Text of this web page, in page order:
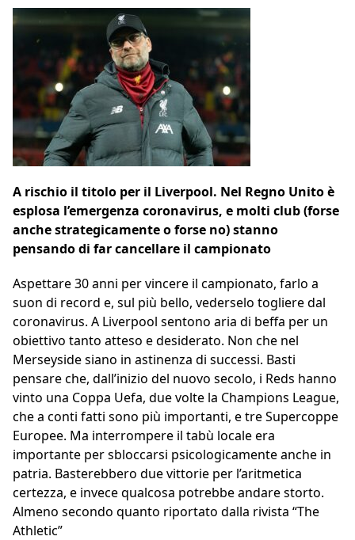
A rischio il titolo per il Liverpool. Nel Regno Unito è
esplosa l’emergenza coronavirus, e molti club (forse
anche strategicamente o forse no) stanno
pensando di far cancellare il campionato
Aspettare 30 anni per vincere il campionato, farlo a
suon di record e, sul più bello, vederselo togliere dal
coronavirus. A Liverpool sentono aria di beffa per un
obiettivo tanto atteso e desiderato. Non che nel
Merseyside siano in astinenza di successi. Basti
pensare che, dall’inizio del nuovo secolo, i Reds hanno
vinto una Coppa Uefa, due volte la Champions League,
che a conti fatti sono più importanti, e tre Supercoppe
Europee. Ma interrompere il tabù locale era
importante per sbloccarsi psicologicamente anche in
patria. Basterebbero due vittorie per l’aritmetica
certezza, e invece qualcosa potrebbe andare storto.
Almeno secondo quanto riportato dalla rivista “The
Athletic”